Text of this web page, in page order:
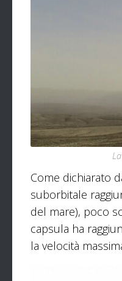
Come dichiarato
suborbitale
del mare), poco
capsula ha
la velocità